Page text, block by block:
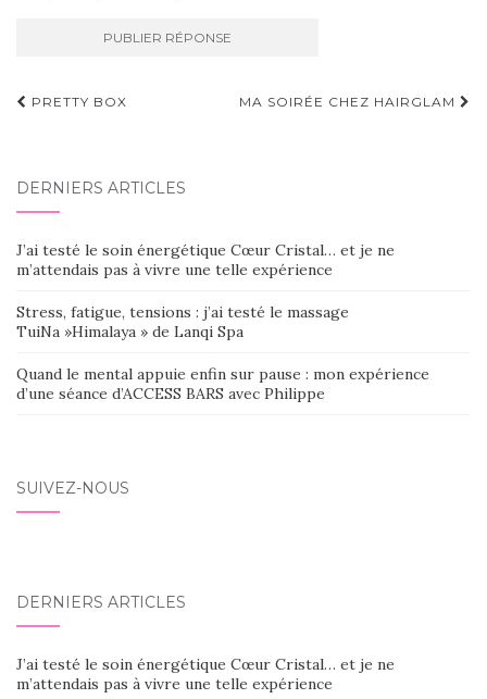
Navigation
PRETTY BOX MA SOIRÉE CHEZ HAIRGLAM
DERNIERS ARTICLES
J’ai testé le soin énergétique Cœur Cristal… et je ne
m’attendais pas à vivre une telle expérience
Stress, fatigue, tensions : j’ai testé le massage
TuiNa »Himalaya » de Lanqi Spa
Quand le mental appuie enfin sur pause : mon expérience
d’une séance d’ACCESS BARS avec Philippe
SUIVEZ-NOUS
DERNIERS ARTICLES
J’ai testé le soin énergétique Cœur Cristal… et je ne
m’attendais pas à vivre une telle expérience